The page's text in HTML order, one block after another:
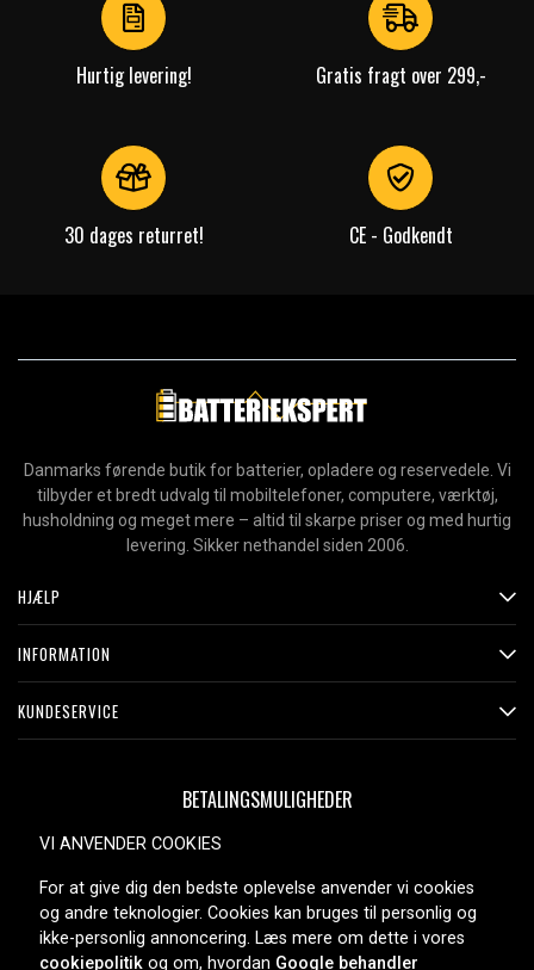
Hurtig levering! Gratis fragt over 299,-
30 dages returret! CE - Godkendt
Danmarks førende butik for batterier, opladere og reservedele. Vi
tilbyder et bredt udvalg til mobiltelefoner, computere, værktøj,
husholdning og meget mere – altid til skarpe priser og med hurtig
levering. Sikker nethandel siden 2006.
HJÆLP
INFORMATION
KUNDESERVICE
BETALINGSMULIGHEDER
LEVERINGSMULIGHEDER
VI ANVENDER COOKIES
For at give dig den bedste oplevelse anvender vi cookies
og andre teknologier. Cookies kan bruges til personlig og
ikke-personlig annoncering. Læs mere om dette i vores
cookiepolitik og om, hvordan Google behandler